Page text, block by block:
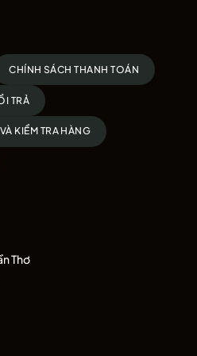
CHÍNH SÁCH THANH TOÁN
TRẢ
KIỂM TRA HÀNG
Thơ